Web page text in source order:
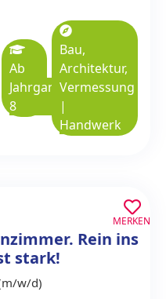
Ab
Jahrgangsstufe
8
Bau,
Architektur,
Vermessung
|
Handwerk
Rein ins
stark!
w/d)
MERKEN